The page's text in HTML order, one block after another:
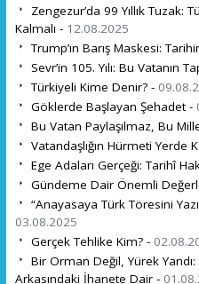
Zengezur’da 99 Yıllık Tuzak:
Kalmalı - 12.08.2025
Trump’ın Barış Maskesi:
Sevr’in 105. Yılı: Bu Vatanın
Türkiyeli Kime Denir? -
Göklerde Başlayan Şehadet -
Bu Vatan Paylaşılmaz, Bu
Vatandaşlığın Hürmeti Yerde
Ege Adaları Gerçeği: Tarihî
Gündeme Dair Önemli
“Anayasaya Türk Töresini
03.08.2025
Gerçek Tehlike Kim? -
Bir Orman Değil, Yürek Yandı:
Arkasındaki İhanete Dair -